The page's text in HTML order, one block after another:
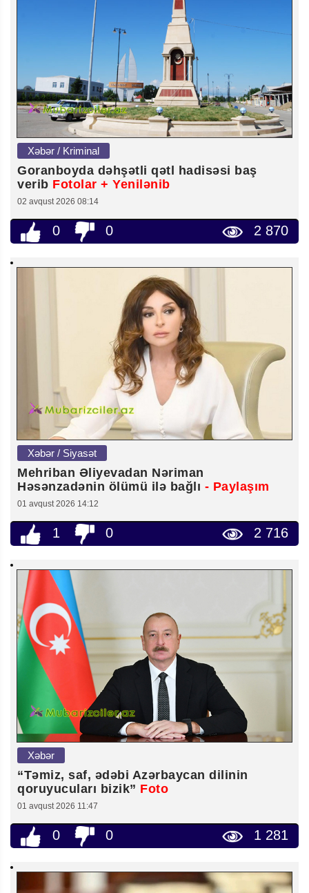
Xəbər / Kriminal
Goranboyda dəhşətli qətl hadisəsi baş
verib Fotolar + Yenilənib
02 avqust 2026 08:14
0 0 2 870
Xəbər / Siyasət
Mehriban Əliyevadan Nəriman
Həsənzadənin ölümü ilə bağlı - Paylaşım
01 avqust 2026 14:12
1 0 2 716
Xəbər
“Təmiz, saf, ədəbi Azərbaycan dilinin
qoruyucuları bizik” Foto
01 avqust 2026 11:47
0 0 1 281